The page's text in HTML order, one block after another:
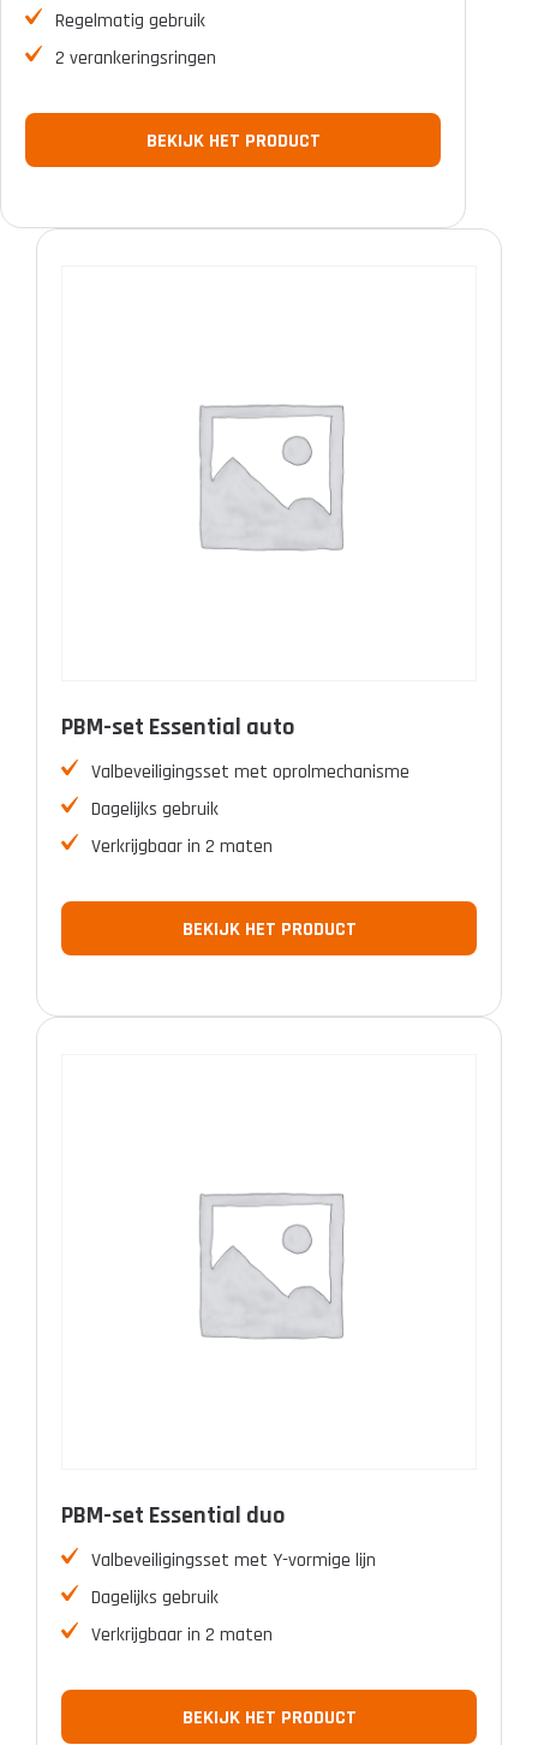
Regelmatig gebruik
2 verankeringsringen
BEKIJK HET PRODUCT
PBM-set Essential auto
Valbeveiligingsset met oprolmechanisme
Dagelijks gebruik
Verkrijgbaar in 2 maten
BEKIJK HET PRODUCT
PBM-set Essential duo
Valbeveiligingsset met Y-vormige lijn
Dagelijks gebruik
Verkrijgbaar in 2 maten
BEKIJK HET PRODUCT